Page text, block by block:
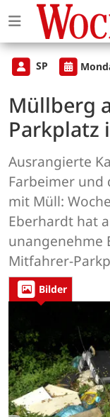
SP
Müllberg
Parkplatz
Ausrangierte
Farbeimer und
mit Müll:
Eberhardt hat
unangenehme
Mitfahrer-
Bilder